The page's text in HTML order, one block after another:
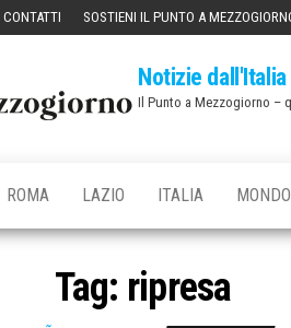
CONTATTI SOSTIENI IL PUNTO A
Notizie dall'Italia
Il Punto a Mezzogiorno –
ROMA LAZIO ITALIA MONDO
Tag: ripresa